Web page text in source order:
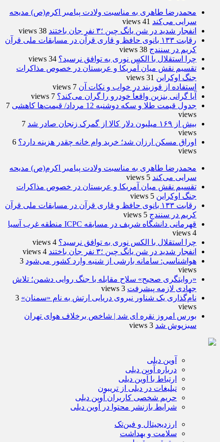
محمدرضا طاهری به مناسبت ولادت پیامبر اکرم(ص) مدیحه
سرایی می‌کند 41 views
انفجار شدید در شن یانگ چین ؛۳ نفر جان باختند
38 views
رقابت ۱۳۳ بانوی حافظ و قاری قرآن در مسابقات ملی قرآن
کریم در سنندج 38 views
چرا استقلال با الکس نوری به توافق نرسید؟ 34 views
تقسیم نقش میان آمریکا و عربستان در خصوص مذاکرات
جنگ اوکراین 31 views
استفاده از قوزبند در خواب و نکات آن 7 views
آیا گرانی بنزین واقعاً خودرو را گران می‌کند؟ 7 views
جدول قیمت طلا و سکه دوشنبه 12 مرداد/ قیمت‌ها کاهشی
7
views
بیش از ۱۶۹ میلیون دلار کالا از گمرک زنجان صادر شد
7
views
اوراق مسکن ارزان شد؛ خرید وام خانه چقدر هزینه دارد؟ 6
views
محمدرضا طاهری به مناسبت ولادت پیامبر اکرم(ص) مدیحه
سرایی می‌کند 5 views
تقسیم نقش میان آمریکا و عربستان در خصوص مذاکرات
جنگ اوکراین 5 views
رقابت ۱۳۳ بانوی حافظ و قاری قرآن در مسابقات ملی قرآن
کریم در سنندج 5 views
قهرمانی دانشگاه شریف در مسابقه ICPC منطقه غرب آسیا
4 views
چرا استقلال با الکس نوری به توافق نرسید؟ 4 views
انفجار شدید در شن یانگ چین ؛۳ نفر جان باختند
4 views
هواشناسی: سامانه بارشی از شنبه وارد کشور می‌شود 3
views
«روایتگری صحیح» سلاح مقابله با جنگ روایی دشمن؛ تلاش
جهادی لازمه پیشرفت 3 views
نام‌گذاری یک شناور نیروی دریایی ارتش به نام «سمنان» 3
views
بورس امروز نقره ای شد | شاخص برخلاف هوای تهران
سبزپوش شد 3 views
آوین دیلی
درباره آوین دیلی
ارتباط با آوین دیلی
تبلیغات در دیلی از تریبون
حریم شخصی کاربران آوین دیلی
شرایط بازنشر محتوا در آوین دیلی
ارزدیجیتال و فین‌تک
سلامت و بهداشت